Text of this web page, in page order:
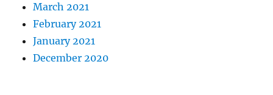
March 2021
February 2021
January 2021
December 2020